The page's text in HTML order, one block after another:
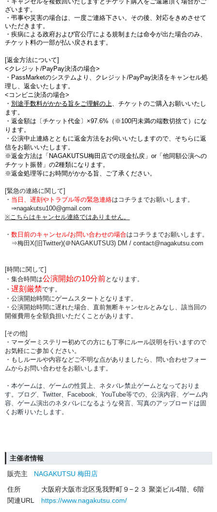
ざいます。
・弔事や災害の場合は、一度ご連絡下さい。その後、対応をきめさせて
いただきます。
・疾病による政府および官公庁による規制または命令が出た場合のみ、
チケット料の一部が払い戻されます。
[返金方法について]
<クレジット/PayPay決済の場合>
・PassMarketのシステムより、クレジット/PayPay決済をキャンセル処
理し、返金いたします。
<コンビニ決済の場合>
・ 別途手数料がかかる旨をご理解の上、チケットのご購入お願いいたし
ます。
・ 返金額は〔チケット代金〕×97.6%（※100円未満の端数切捨て ）にな
ります。
・公演中止連絡とともに返金方法をお伺いいたしますので、そちらに返
信をお願いいたします。
※返金方法は「NAGAKUTSU梅田店での現金払戻」or「他同額公演への
チケット振替」の2種類になります。
※返金処理等にお時間がかかる旨、ご了承ください。
[緊急の連絡に関して]
・ 当日、遅刻やトラブル等の緊急連絡はコチラまでお願いします。
⇒nagakutsu100@gmail.com
※こちらはキャンセル連絡ではありません。
・ 数日前のキャンセル/お問い合わせの場合は コチラまでお願いします。
⇒梅田X(旧Twitter)(＠NAGAKUTSU3) DM / contact@nagakutsu.com
[時間に関して]
・集合時間は公演開始の10分前となります。
・ 遅刻厳禁です。
・公演開始時間にゲームスタートとなります。
・公演開始時間に遅れた場合、直前無断キャンセルとみなし、該当回の
開催費用を全額負担いただくことがあります。
[その他]
・マーダーミステリー初めての方にも丁寧にルール説明を行いますので
お気軽にご参加ください。
・もしルールや内容などご不明な点がありましたら、問い合わせフォー
ムからお問い合わせをお願いします。
・本ゲームは、ゲームの性質上、ネタバレ禁止ゲームとなっておりま
す。ブログ、Twitter、Facebook、YouTube等での、 公演内容、 ゲーム内
容、ゲーム演出のネタバレになるような発言、写真のアップロードは固
くお断りいたします。
主催者情報
販売主
NAGAKUTSU 梅田店
住所
大阪府大阪市北区兎我野町９−２３ 聚楽ビル4階、6階
関連URL
https://www.nagakutsu.com/